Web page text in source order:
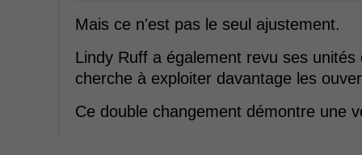
Mais ce n'est pas le seul ajustement.
Lindy Ruff a également revu ses
cherche à exploiter davantage les
Ce double changement démontre une